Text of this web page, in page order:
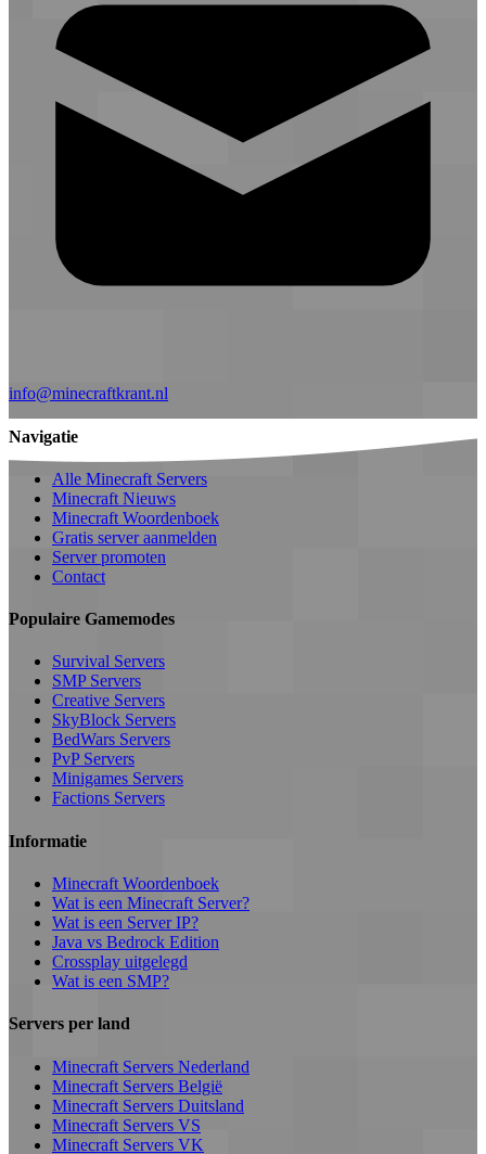
info@minecraftkrant.nl
Navigatie
Alle Minecraft Servers
Minecraft Nieuws
Minecraft Woordenboek
Gratis server aanmelden
Server promoten
Contact
Populaire Gamemodes
Survival Servers
SMP Servers
Creative Servers
SkyBlock Servers
BedWars Servers
PvP Servers
Minigames Servers
Factions Servers
Informatie
Minecraft Woordenboek
Wat is een Minecraft Server?
Wat is een Server IP?
Java vs Bedrock Edition
Crossplay uitgelegd
Wat is een SMP?
Servers per land
Minecraft Servers Nederland
Minecraft Servers België
Minecraft Servers Duitsland
Minecraft Servers VS
Minecraft Servers VK